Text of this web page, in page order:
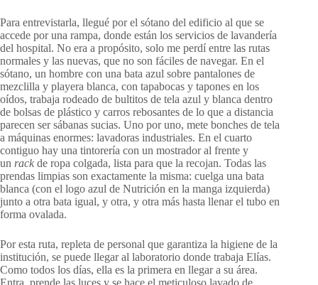
Para entrevistarla, llegué por el sótano del edificio al que se
accede por una rampa, donde están los servicios de lavandería
del hospital. No era a propósito, solo me perdí entre las rutas
normales y las nuevas, que no son fáciles de navegar. En el
sótano, un hombre con una bata azul sobre pantalones de
mezclilla y playera blanca, con tapabocas y tapones en los
oídos, trabaja rodeado de bultitos de tela azul y blanca dentro
de bolsas de plástico y carros rebosantes de lo que a distancia
parecen ser sábanas sucias. Uno por uno, mete bonches de tela
a máquinas enormes: lavadoras industriales. En el cuarto
contiguo hay una tintorería con un mostrador al frente y
un rack de ropa colgada, lista para que la recojan. Todas las
prendas limpias son exactamente la misma: cuelga una bata
blanca (con el logo azul de Nutrición en la manga izquierda)
junto a otra bata igual, y otra, y otra más hasta llenar el tubo en
forma ovalada.
Por esta ruta, repleta de personal que garantiza la higiene de la
institución, se puede llegar al laboratorio donde trabaja Elías.
Como todos los días, ella es la primera en llegar a su área.